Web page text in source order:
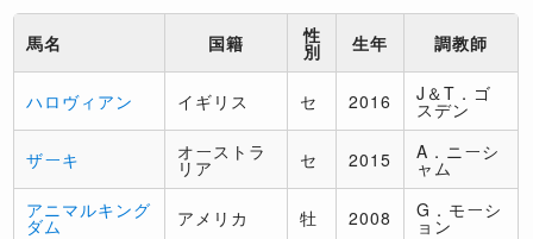
馬名 国籍 性
別 生年 調教師
ハロヴィアン イギリス セ 2016 J＆T．ゴ
スデン
ザーキ オーストラ
リア セ 2015 A．ニーシ
ャム
アニマルキング
ダム アメリカ 牡 2008 G．モーシ
ョン